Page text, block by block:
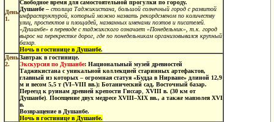
День
1.
Свободное время для самостоятельной прогулки по городу.
Душанбе – столица Таджикистана, большой солнечный город с развитой
инфраструктурой, который можно назвать рекордсменом по количеству
улиц, проспектов и площадей, названных именами поэтов и писателей.
«Душанбе» в переводе с таджикского означает «Понедельник», т.к. город
вырос на перекрестке дорог, где по понедельникам организовывался крупный
базар.
Ночь в гостинице в Душанбе.
День
2.
Завтрак в гостинице.
Экскурсия по Душанбе: Национальный музей древностей
Таджикистана с уникальной коллекцией старинных артефактов,
главный из которых – огромная статуя «Будда в Нирване» длиной 12,9
м и весом 5,5 т (VI–VIII вв.); Ботанический сад, Восточный базар.
Переезд к руинам древней крепости Гиссар XVIII в. (30 км от
Душанбе) Посещение двух медресе XVIII–XIX вв., а также мавзолея XVI
в.
Возвращение в Душанбе.
Ночь в гостинице в Душанбе.